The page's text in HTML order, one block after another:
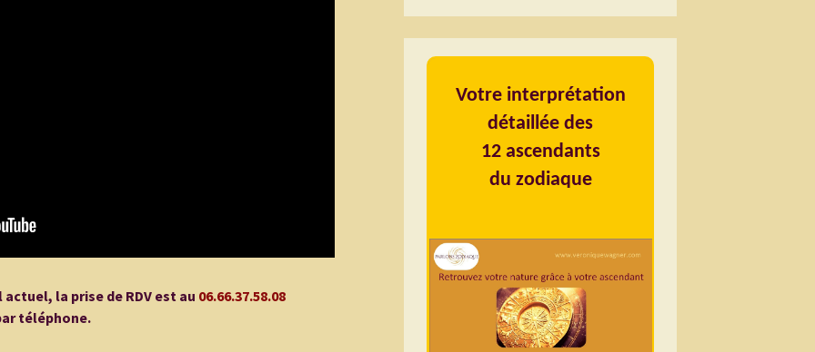
la prise de RDV est au 06.66.37.58.08
téléphone.
Votre interprétation
détaillée des
12 ascendants
du zodiaque